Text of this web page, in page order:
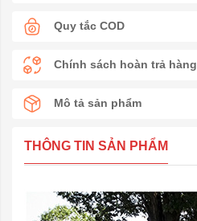
Quy tắc COD
Chính sách hoàn trả hàng
Mô tả sản phẩm
THÔNG TIN SẢN PHẨM